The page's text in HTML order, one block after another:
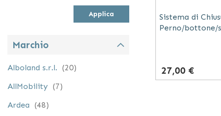
coloro che
liberamente e
Sistema di
Perno/bottone/
27,00 €
Applica
Marchio
Alboland s.r.l. 20
elementi
AllMobility 7
elementi
Ardea 48
elementi